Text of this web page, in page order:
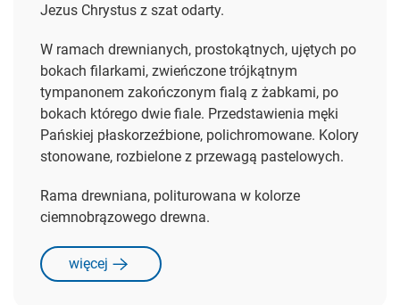
Jezus Chrystus z szat odarty.
W ramach drewnianych, prostokątnych, ujętych po
bokach filarkami, zwieńczone trójkątnym
tympanonem zakończonym fialą z żabkami, po
bokach którego dwie fiale. Przedstawienia męki
Pańskiej płaskorzeźbione, polichromowane. Kolory
stonowane, rozbielone z przewagą pastelowych.
Rama drewniana, politurowana w kolorze
ciemnobrązowego drewna.
więcej